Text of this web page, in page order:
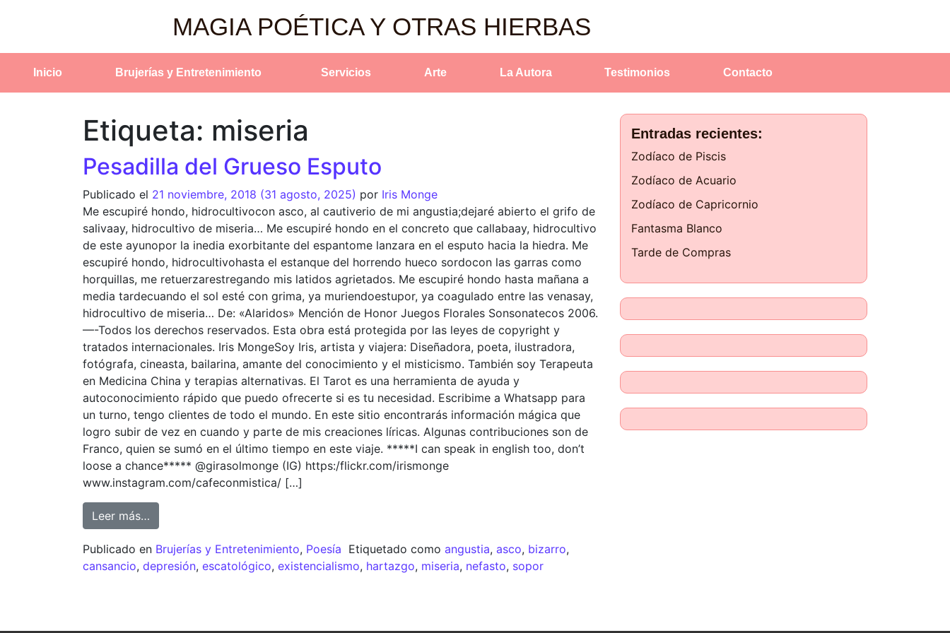
MAGIA POÉTICA Y OTRAS HIERBAS
Inicio Brujerías y Entretenimiento Servicios Arte La Autora Testimonios Contacto
Etiqueta: miseria
Pesadilla del Grueso Esputo
Publicado el 21 noviembre, 2018 (31 agosto, 2025) por Iris Monge
Me escupiré hondo, hidrocultivocon asco, al cautiverio de mi angustia;dejaré abierto el grifo de
salivaay, hidrocultivo de miseria… Me escupiré hondo en el concreto que callabaay, hidrocultivo
de este ayunopor la inedia exorbitante del espantome lanzara en el esputo hacia la hiedra. Me
escupiré hondo, hidrocultivohasta el estanque del horrendo hueco sordocon las garras como
horquillas, me retuerzarestregando mis latidos agrietados. Me escupiré hondo hasta mañana a
media tardecuando el sol esté con grima, ya muriendoestupor, ya coagulado entre las venasay,
hidrocultivo de miseria… De: «Alaridos» Mención de Honor Juegos Florales Sonsonatecos 2006.
—-Todos los derechos reservados. Esta obra está protegida por las leyes de copyright y
tratados internacionales. Iris MongeSoy Iris, artista y viajera: Diseñadora, poeta, ilustradora,
fotógrafa, cineasta, bailarina, amante del conocimiento y el misticismo. También soy Terapeuta
en Medicina China y terapias alternativas. El Tarot es una herramienta de ayuda y
autoconocimiento rápido que puedo ofrecerte si es tu necesidad. Escribime a Whatsapp para
un turno, tengo clientes de todo el mundo. En este sitio encontrarás información mágica que
logro subir de vez en cuando y parte de mis creaciones líricas. Algunas contribuciones son de
Franco, quien se sumó en el último tiempo en este viaje. *****I can speak in english too, don’t
loose a chance***** @girasolmonge (IG) https:/flickr.com/irismonge
www.instagram.com/cafeconmistica/ […]
Leer más…
Publicado en Brujerías y Entretenimiento, Poesía Etiquetado como angustia, asco, bizarro,
cansancio, depresión, escatológico, existencialismo, hartazgo, miseria, nefasto, sopor
Entradas recientes:
Zodíaco de Piscis
Zodíaco de Acuario
Zodíaco de Capricornio
Fantasma Blanco
Tarde de Compras